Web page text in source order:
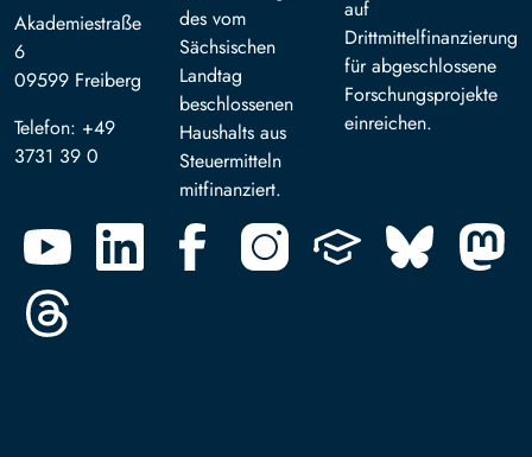
Akademiestraße
6
09599 Freiberg
Telefon: +49
3731 39 0
des vom
Sächsischen
Landtag
beschlossenen
Haushalts aus
Steuermitteln
mitfinanziert.
auf
Drittmittelfinanzierung
für abgeschlossene
Forschungsprojekte
einreichen.